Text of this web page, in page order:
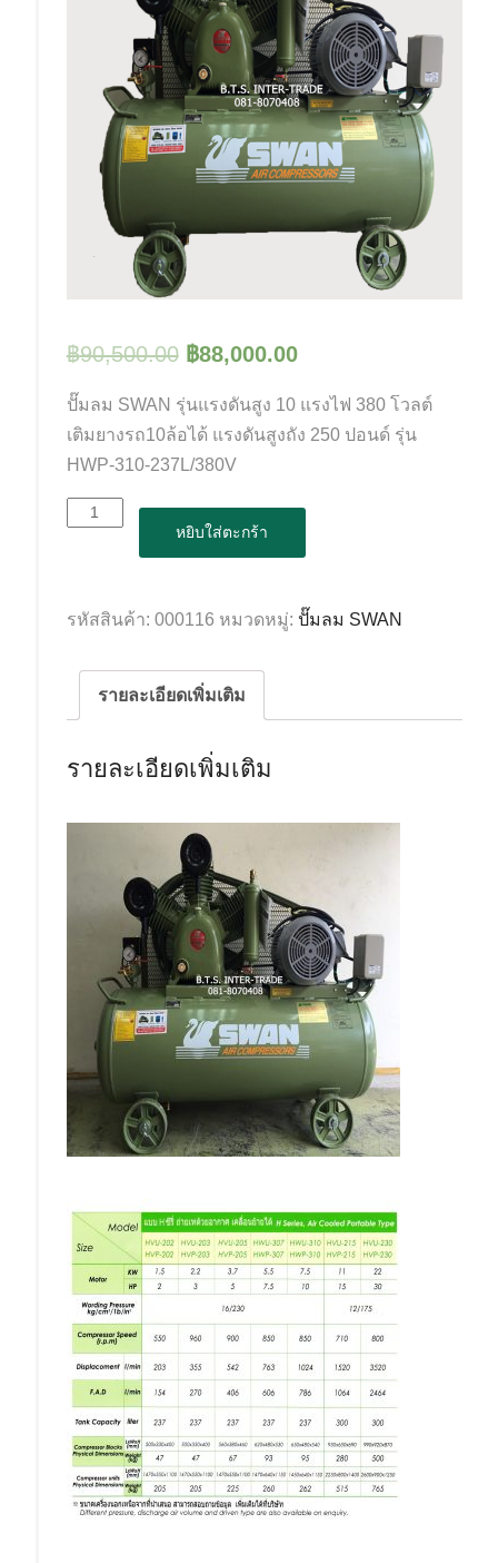
฿90,500.00 ฿88,000.00
ปั๊มลม SWAN รุ่นแรงดันสูง 10 แรงไฟ 380 โวลต์
เติมยางรถ10ล้อได้ แรงดันสูงถัง 250 ปอนด์ รุ่น
HWP-310-237L/380V
จำนวน
ถัง237ลิตร
HWP-
310/380V-
แรง
หยิบใส่ตะกร้า
รหัสสินค้า: 000116 หมวดหมู่: ปั๊มลม SWAN
รายละเอียดเพิ่มเติม
รายละเอียดเพิ่มเติม